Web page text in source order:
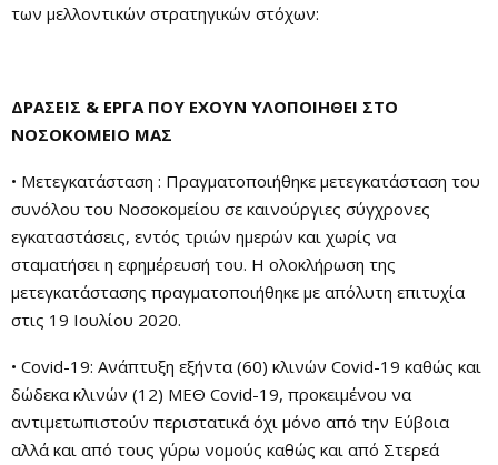
των μελλοντικών στρατηγικών στόχων:
ΔΡΑΣΕΙΣ & ΕΡΓΑ ΠΟΥ ΕΧΟΥΝ ΥΛΟΠΟΙΗΘΕΙ ΣΤΟ
ΝΟΣΟΚΟΜΕΙΟ ΜΑΣ
• Μετεγκατάσταση : Πραγματοποιήθηκε μετεγκατάσταση του
συνόλου του Νοσοκομείου σε καινούργιες σύγχρονες
εγκαταστάσεις, εντός τριών ημερών και χωρίς να
σταματήσει η εφημέρευσή του. Η ολοκλήρωση της
μετεγκατάστασης πραγματοποιήθηκε με απόλυτη επιτυχία
στις 19 Ιουλίου 2020.
• Covid-19: Ανάπτυξη εξήντα (60) κλινών Covid-19 καθώς και
δώδεκα κλινών (12) ΜΕΘ Covid-19, προκειμένου να
αντιμετωπιστούν περιστατικά όχι μόνο από την Εύβοια
αλλά και από τους γύρω νομούς καθώς και από Στερεά